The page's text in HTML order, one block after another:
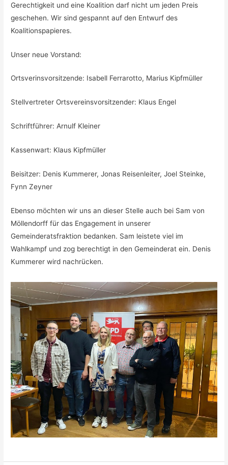
Gerechtigkeit und eine Koalition darf nicht um jeden Preis
geschehen. Wir sind gespannt auf den Entwurf des
Koalitionspapieres.
Unser neue Vorstand:
Ortsverinsvorsitzende: Isabell Ferrarotto, Marius Kipfmüller
Stellvertreter Ortsvereinsvorsitzender: Klaus Engel
Schriftführer: Arnulf Kleiner
Kassenwart: Klaus Kipfmüller
Beisitzer: Denis Kummerer, Jonas Reisenleiter, Joel Steinke,
Fynn Zeyner
Ebenso möchten wir uns an dieser Stelle auch bei Sam von
Möllendorff für das Engagement in unserer
Gemeinderatsfraktion bedanken. Sam leistete viel im
Wahlkampf und zog berechtigt in den Gemeinderat ein. Denis
Kummerer wird nachrücken.